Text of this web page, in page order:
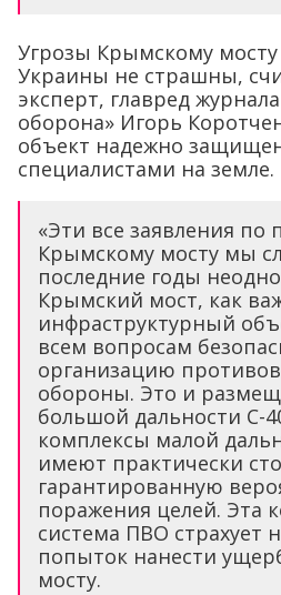
Угрозы Крымскому
Украины не страшны,
эксперт, главред
оборона» Игорь
объект надежно
специалистами на земле.
«Эти все заявления по
Крымскому мосту мы
последние годы
Крымский мост, как
инфраструктурный
всем вопросам
организацию
обороны. Это и
большой дальности С-
комплексы малой
имеют практически
гарантированную
поражения целей. Эта
система ПВО страхует
попыток нанести
мосту.